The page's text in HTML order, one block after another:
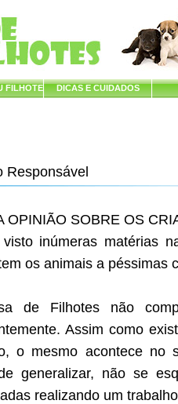
FILHOTE DICAS E CUIDADOS
Responsável
OPINIÃO SOBRE OS
visto inúmeras matérias
os animais a péssimas
de Filhotes não
Assim como
o mesmo acontece no
generalizar, não se
realizando um